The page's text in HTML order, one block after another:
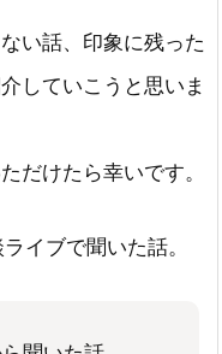
い話、印象に残った
していこうと思いま
だけたら幸いです。
イブで聞いた話。